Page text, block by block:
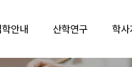
안내 산학연구 학